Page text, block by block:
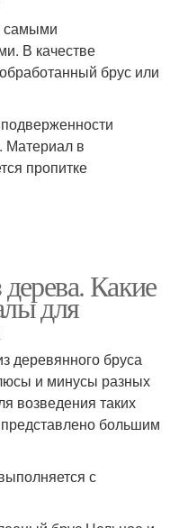
самыми
В качестве
брус или
Материал в
пропитке
Какие
для
деревянного бруса
и минусы разных
возведения таких
большим
с